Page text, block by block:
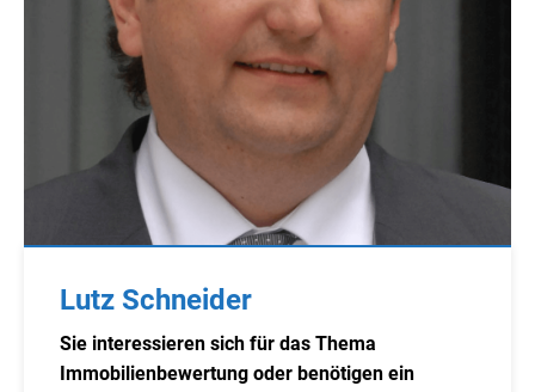
Lutz Schneider
Sie interessieren sich für das Thema
Immobilienbewertung oder benötigen ein